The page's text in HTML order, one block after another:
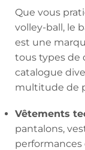
Que vous
volley-ball, le
est une
tous types de
catalogue
multitude de
Vêtements
pantalons,
performances